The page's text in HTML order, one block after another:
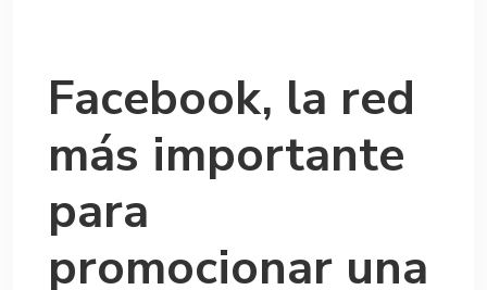
Facebook, la red
más importante
para
promocionar una